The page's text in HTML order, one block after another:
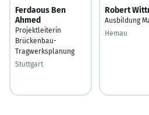
Ferdaous Ben
Ahmed
Projektleiterin
Brückenbau-
Tragwerksplanung
Stuttgart
Robert
Ausbildung
Hemau